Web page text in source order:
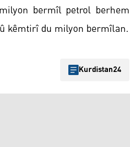
bermîl petrol berhem
kêmtirî du milyon bermîlan.
Kurdistan24